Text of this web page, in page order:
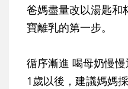
爸媽盡量改以湯匙和
寶離乳的第一步。
循序漸進 喝母奶慢
1歲以後，建議媽媽